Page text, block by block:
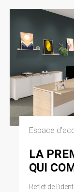
Espace
LA
QUI
Reflet de